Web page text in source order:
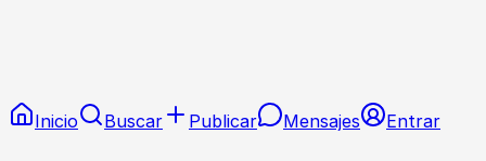
Inicio Buscar Publicar Mensajes Entrar